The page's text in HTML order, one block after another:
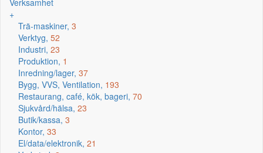
Verksamhet
+
Trä-maskiner, 3
Verktyg, 52
Industri, 23
Produktion, 1
Inredning/lager, 37
Bygg, VVS, Ventilation, 193
Restaurang, café, kök, bageri, 70
Sjukvård/hälsa, 23
Butik/kassa, 3
Kontor, 33
El/data/elektronik, 21